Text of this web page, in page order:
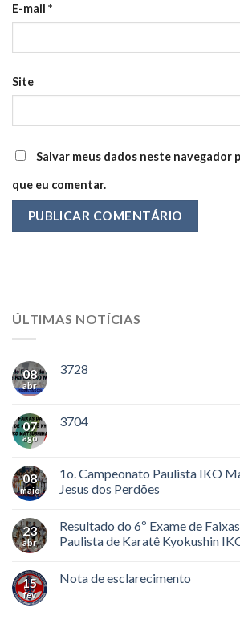
E-mail *
Site
Salvar meus dados neste navegador
que eu comentar.
ÚLTIMAS NOTÍCIAS
08
abr
3728
07
ago
3704
08
maio
1o. Campeonato Paulista IKO
Jesus dos Perdões
23
abr
Resultado do 6º Exame de
Paulista de Karatê Kyokushin
15
fev
Nota de esclarecimento